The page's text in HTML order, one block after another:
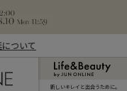
ついて
新しいキレイと出合うために。